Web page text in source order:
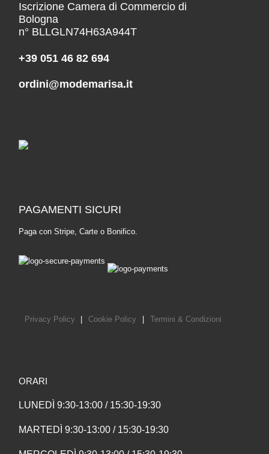
Iscrizione Camera di Commercio di
Bologna
n° BLLGLN74H63A944T
+39 051 46 82 694
ordini@modemarisa.it
PAGAMENTI SICURI
Paga con Stripe, Carte o Bonifico.
Privacy Policy Cookie Policy Termini & Condizioni
ORARI
LUNEDÌ 9:30-13:00 / 15:30-19:30
MARTEDÌ 9:30-13:00 / 15:30-19:30